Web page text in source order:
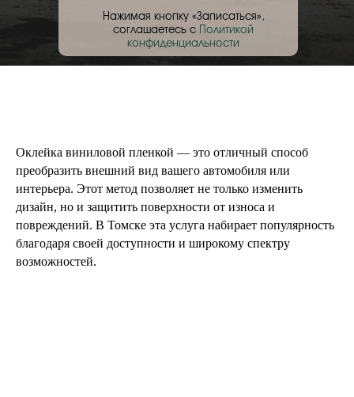
Нажимая кнопку «Записаться»,
соглашаетесь с
Политикой
конфиденциальности
Оклейка виниловой пленкой — это отличный способ
преобразить внешний вид вашего автомобиля или
интерьера. Этот метод позволяет не только изменить
дизайн, но и защитить поверхности от износа и
повреждений. В Томске эта услуга набирает популярность
благодаря своей доступности и широкому спектру
возможностей.